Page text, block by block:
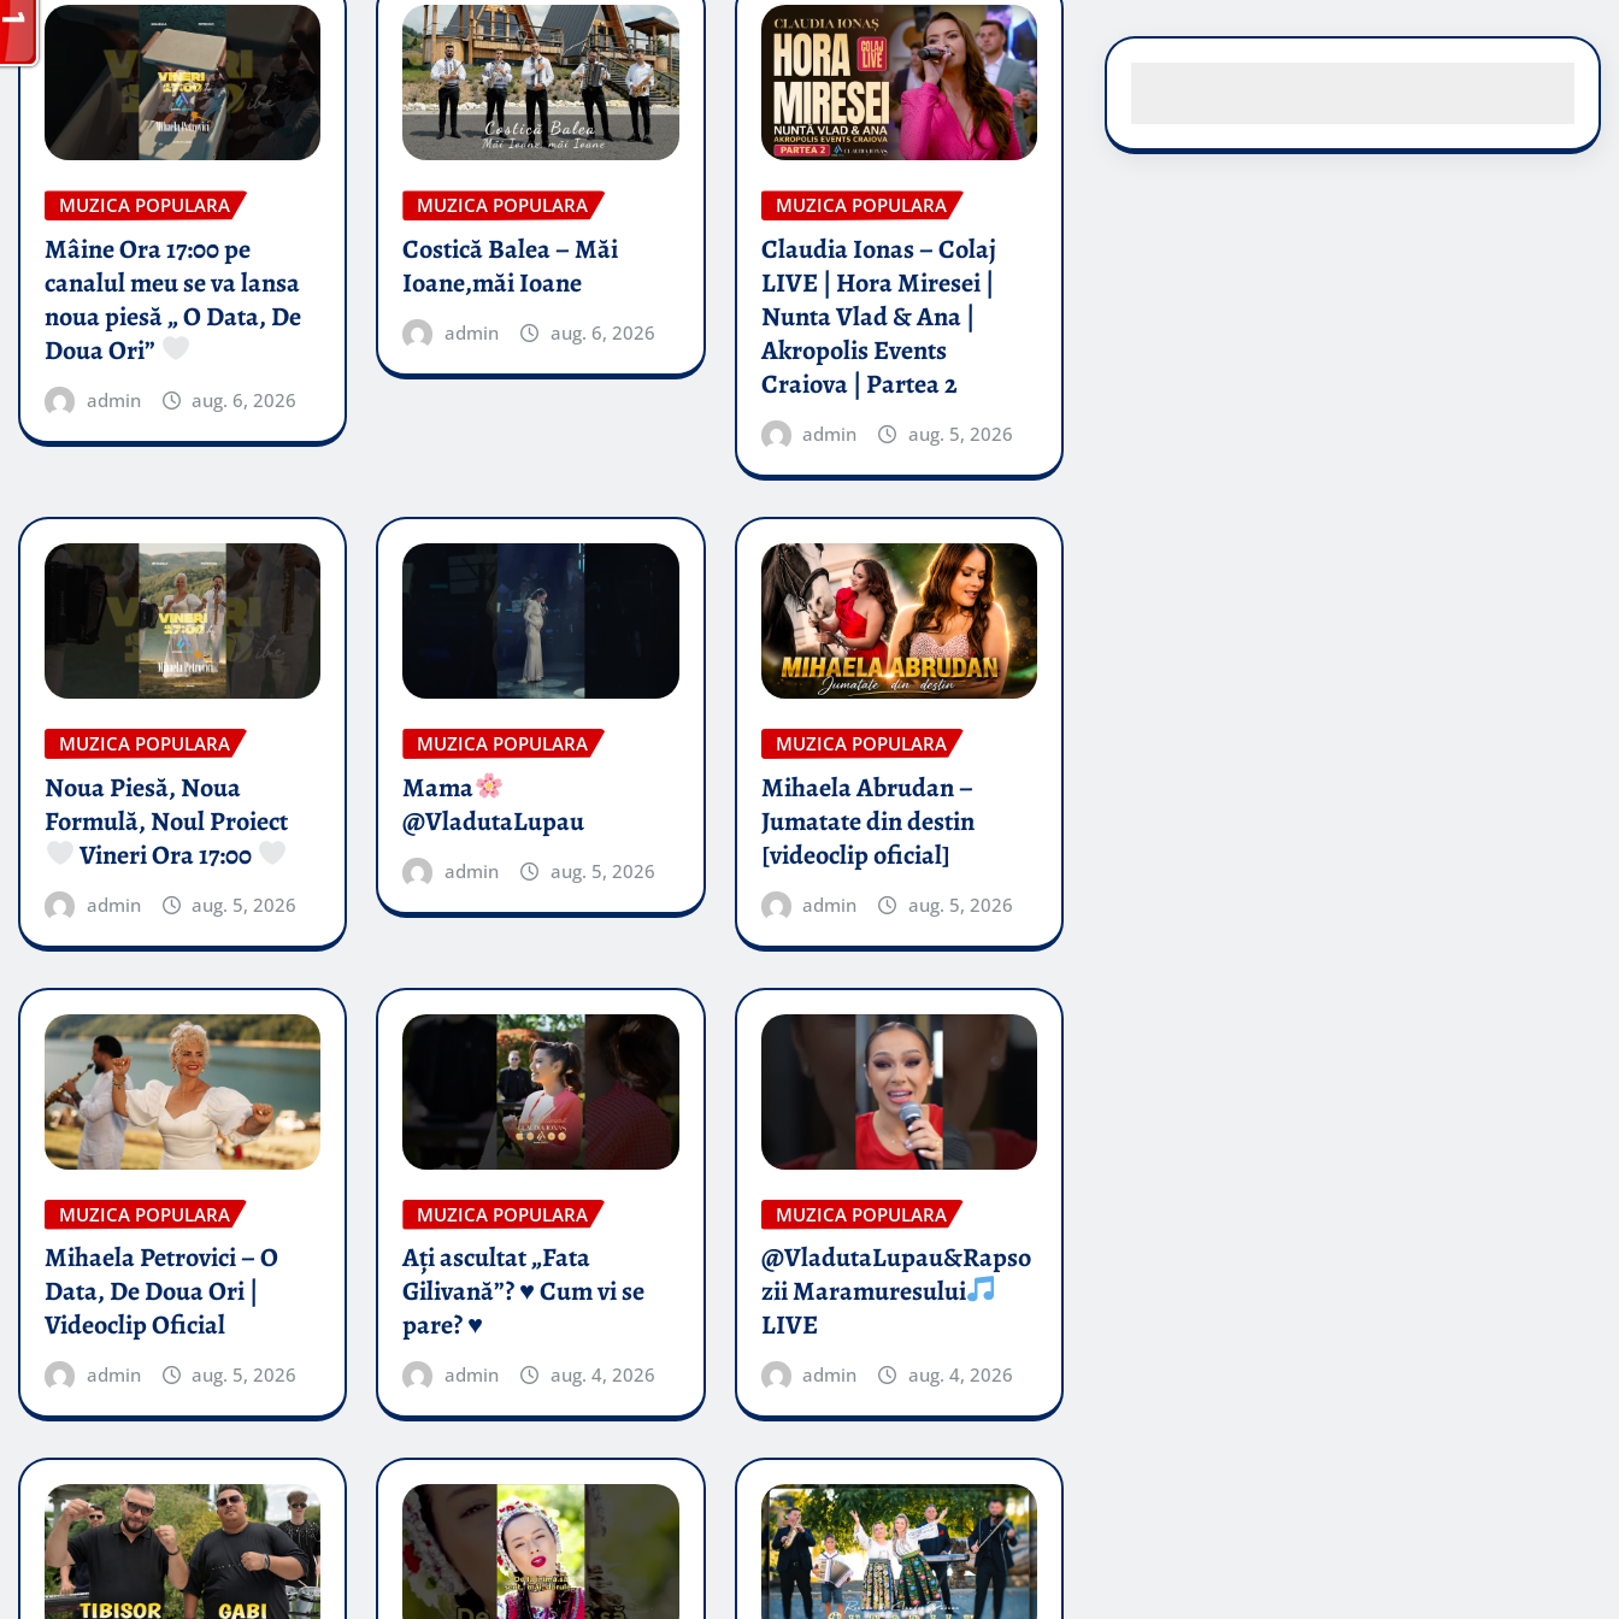
MUZICA POPULARA
Mâine Ora 17:00 pe
canalul meu se va lansa
noua piesă „ O Data, De
Doua Ori”
admin aug. 6, 2026
MUZICA POPULARA
Costică Balea – Măi
Ioane,măi Ioane
admin aug. 6, 2026
MUZICA POPULARA
Claudia Ionas – Colaj
LIVE | Hora Miresei |
Nunta Vlad & Ana |
Akropolis Events
Craiova | Partea 2
admin aug. 5, 2026
MUZICA POPULARA
Noua Piesă, Noua
Formulă, Noul Proiect
Vineri Ora 17:00
admin aug. 5, 2026
MUZICA POPULARA
Mama
@VladutaLupau
admin aug. 5, 2026
MUZICA POPULARA
Mihaela Abrudan –
Jumatate din destin
[videoclip oficial]
admin aug. 5, 2026
MUZICA POPULARA
Mihaela Petrovici – O
Data, De Doua Ori |
Videoclip Oficial
admin aug. 5, 2026
MUZICA POPULARA
Ați ascultat „Fata
Gilivană”? ♥️ Cum vi se
pare? ♥️
admin aug. 4, 2026
MUZICA POPULARA
@VladutaLupau&Rapso
zii Maramuresului
LIVE
admin aug. 4, 2026